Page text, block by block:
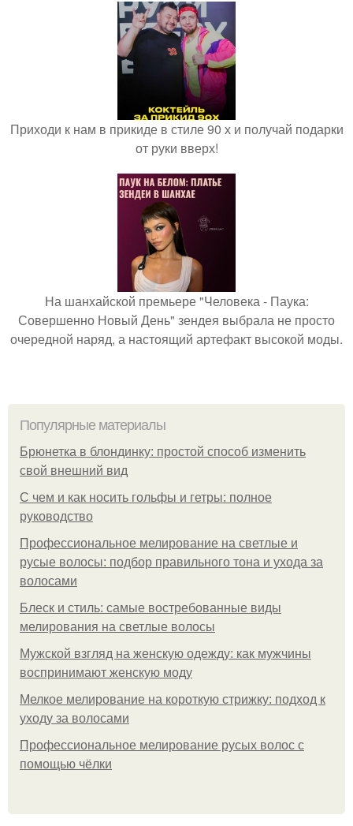
Приходи к нам в прикиде в стиле 90 х и получай подарки
от руки вверх!
На шанхайской премьере "Человека - Паука:
Совершенно Новый День" зендея выбрала не просто
очередной наряд, а настоящий артефакт высокой моды.
Популярные материалы
Брюнетка в блондинку: простой способ изменить
свой внешний вид
С чем и как носить гольфы и гетры: полное
руководство
Профессиональное мелирование на светлые и
русые волосы: подбор правильного тона и ухода за
волосами
Блеск и стиль: самые востребованные виды
мелирования на светлые волосы
Мужской взгляд на женскую одежду: как мужчины
воспринимают женскую моду
Мелкое мелирование на короткую стрижку: подход к
уходу за волосами
Профессиональное мелирование русых волос с
помощью чёлки